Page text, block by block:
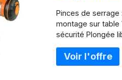
Pinces de serrage
montage sur
sécurité Plongée
vitesse régulée
micrométrique,